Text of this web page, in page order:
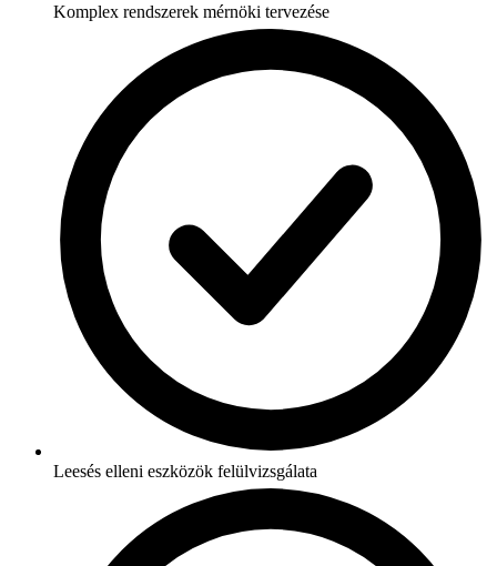
Komplex rendszerek mérnöki tervezése
Leesés elleni eszközök felülvizsgálata